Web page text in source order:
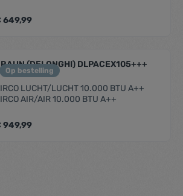
649,99
Op bestelling
(DELONGHI) DLPACEX105+++
LUCHT/LUCHT 10.000 BTU A++
AIR/AIR 10.000 BTU A++
949,99